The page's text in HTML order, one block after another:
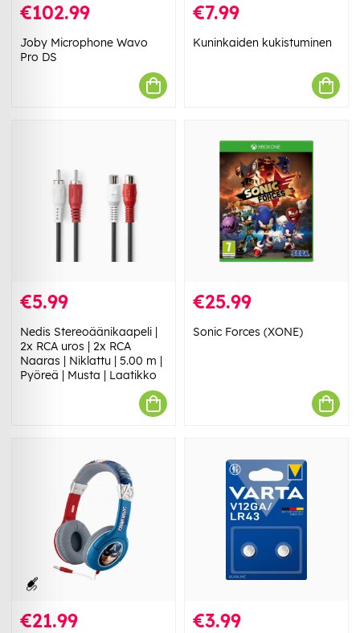
€102.99
Joby Microphone Wavo
Pro DS
€7.99
Kuninkaiden kukistuminen
€5.99
Nedis Stereoäänikaapeli |
2x RCA uros | 2x RCA
Naaras | Niklattu | 5.00 m |
Pyöreä | Musta | Laatikko
€25.99
Sonic Forces (XONE)
€21.99 €3.99